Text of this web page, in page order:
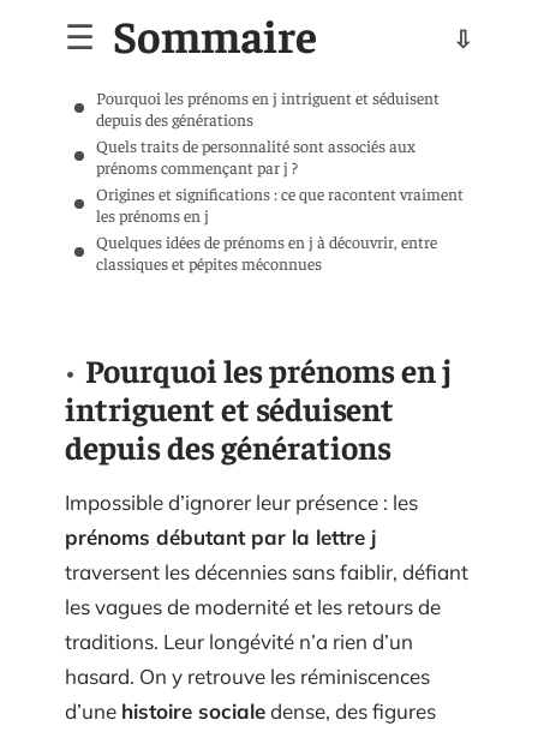
Sommaire
Pourquoi les prénoms en j intriguent et séduisent
depuis des générations
Quels traits de personnalité sont associés aux
prénoms commençant par j ?
Origines et significations : ce que racontent vraiment
les prénoms en j
Quelques idées de prénoms en j à découvrir, entre
classiques et pépites méconnues
Pourquoi les prénoms en j
intriguent et séduisent
depuis des générations
Impossible d’ignorer leur présence : les
prénoms débutant par la lettre j
traversent les décennies sans faiblir, défiant
les vagues de modernité et les retours de
traditions. Leur longévité n’a rien d’un
hasard. On y retrouve les réminiscences
d’une histoire socialedense, des figures